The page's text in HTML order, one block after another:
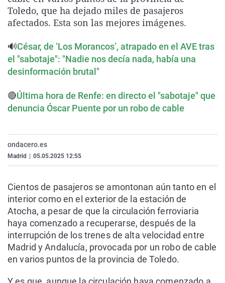
La rosa de los vientos
Gente viajera
Como el perro y el
Caso
Retornados
Equipo de
Operación Viuda
Extremadura
Galicia
La Rioja
Navarra
Virales
Televisión
Elecciones
Toledo, que ha dejado miles de pasajeros
afectados. Esta son las mejores imágenes.
🔊César, de ‘Los Morancos’, atrapado en el AVE tras
el "sabotaje": "Nadie nos decía nada, había una
desinformación brutal"
🔴Última hora de Renfe: en directo el "sabotaje" que
denuncia Óscar Puente por un robo de cable
ondacero.es
Madrid 05.05.2025 12:55
Cientos de pasajeros se amontonan aún tanto en el
interior como en el exterior de la estación de
Atocha, a pesar de que la circulación ferroviaria
haya comenzado a recuperarse, después de la
interrupción de los trenes de alta velocidad entre
Madrid y Andalucía, provocada por un robo de cable
en varios puntos de la provincia de Toledo.